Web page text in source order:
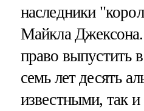
наследники
Майкла
право выпустить
семь лет десять
известными, так